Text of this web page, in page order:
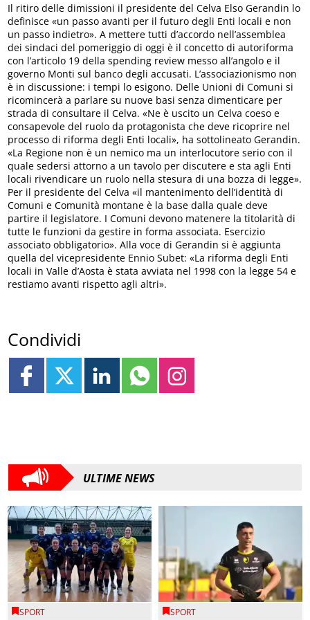
Il ritiro delle dimissioni il presidente del Celva Elso Gerandin lo
definisce «un passo avanti per il futuro degli Enti locali e non
un passo indietro». A mettere tutti d’accordo nell’assemblea
dei sindaci del pomeriggio di oggi è il concetto di autoriforma
con l’articolo 19 della spending review messo all’angolo e il
governo Monti sul banco degli accusati. L’associazionismo non
è in discussione: i tempi lo esigono. Delle Unioni di Comuni si
ricomincerà a parlare su nuove basi senza dimenticare per
strada di consultare il Celva. «Ne è uscito un Celva coeso e
consapevole del ruolo da protagonista che deve ricoprire nel
processo di riforma degli Enti locali», ha sottolineato Gerandin.
«La Regione non è un nemico ma un interlocutore serio con il
quale sedersi attorno a un tavolo per discutere e sta agli Enti
locali rivendicare un ruolo nella stesura di una bozza di legge».
Per il presidente del Celva «il mantenimento dell’identità di
Comuni e Comunità montane è la base dalla quale deve
partire il legislatore. I Comuni devono matenere la titolarità di
tutte le funzioni da gestire in forma associata. Esercizio
associato obbligatorio». Alla voce di Gerandin si è aggiunta
quella del vicepresidente Ennio Subet: «La riforma degli Enti
locali in Valle d’Aosta è stata avviata nel 1998 con la legge 54 e
restiamo avanti rispetto agli altri».
Condividi
ULTIME NEWS
SPORT SPORT